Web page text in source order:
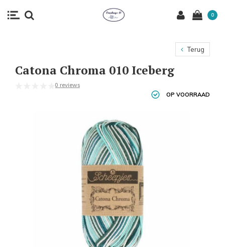
0
Terug
Catona Chroma 010 Iceberg
0 reviews
OP VOORRAAD